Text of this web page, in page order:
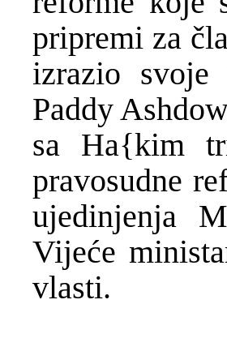
pripremi za
izrazio svoje
Paddy
sa Ha{kim
pravosudne
ujedinjenja
Vijeće
vlasti.